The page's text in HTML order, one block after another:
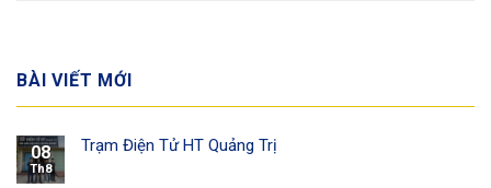
BÀI VIẾT MỚI
08
Th8
Trạm Điện Tử HT Quảng Trị